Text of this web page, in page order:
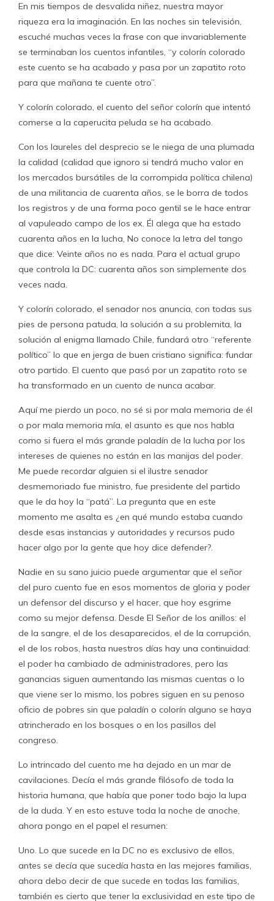
En mis tiempos de desvalida niñez, nuestra mayor
riqueza era la imaginación. En las noches sin televisión,
escuché muchas veces la frase con que invariablemente
se terminaban los cuentos infantiles, “y colorín colorado
este cuento se ha acabado y pasa por un zapatito roto
para que mañana te cuente otro”.
Y colorín colorado, el cuento del señor colorín que intentó
comerse a la caperucita peluda se ha acabado.
Con los laureles del desprecio se le niega de una plumada
la calidad (calidad que ignoro si tendrá mucho valor en
los mercados bursátiles de la corrompida política chilena)
de una militancia de cuarenta años, se le borra de todos
los registros y de una forma poco gentil se le hace entrar
al vapuleado campo de los ex. Él alega que ha estado
cuarenta años en la lucha, No conoce la letra del tango
que dice: Veinte años no es nada. Para el actual grupo
que controla la DC: cuarenta años son simplemente dos
veces nada.
Y colorín colorado, el senador nos anuncia, con todas sus
pies de persona patuda, la solución a su problemita, la
solución al enigma llamado Chile, fundará otro “referente
político” lo que en jerga de buen cristiano significa: fundar
otro partido. El cuento que pasó por un zapatito roto se
ha transformado en un cuento de nunca acabar.
Aquí me pierdo un poco, no sé si por mala memoria de él
o por mala memoria mía, el asunto es que nos habla
como si fuera el más grande paladín de la lucha por los
intereses de quienes no están en las manijas del poder.
Me puede recordar alguien si el ilustre senador
desmemoriado fue ministro, fue presidente del partido
que le da hoy la “patá”. La pregunta que en este
momento me asalta es ¿en qué mundo estaba cuando
desde esas instancias y autoridades y recursos pudo
hacer algo por la gente que hoy dice defender?.
Nadie en su sano juicio puede argumentar que el señor
del puro cuento fue en esos momentos de gloria y poder
un defensor del discurso y el hacer, que hoy esgrime
como su mejor defensa. Desde El Señor de los anillos: el
de la sangre, el de los desaparecidos, el de la corrupción,
el de los robos, hasta nuestros días hay una continuidad:
el poder ha cambiado de administradores, pero las
ganancias siguen aumentando las mismas cuentas o lo
que viene ser lo mismo, los pobres siguen en su penoso
oficio de pobres sin que paladín o colorín alguno se haya
atrincherado en los bosques o en los pasillos del
congreso.
Lo intrincado del cuento me ha dejado en un mar de
cavilaciones. Decía el más grande filósofo de toda la
historia humana, que había que poner todo bajo la lupa
de la duda. Y en esto estuve toda la noche de anoche,
ahora pongo en el papel el resumen:
Uno. Lo que sucede en la DC no es exclusivo de ellos,
antes se decía que sucedía hasta en las mejores familias,
ahora debo decir de que sucede en todas las familias,
también es cierto que tener la exclusividad en este tipo de